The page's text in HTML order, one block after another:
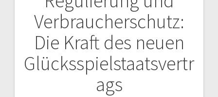
Verbraucherschutz:
Die Kraft des neuen
Glücksspielstaatsvertr
ags